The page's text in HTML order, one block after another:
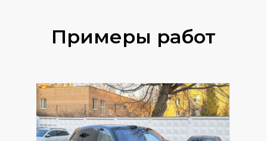
Примеры работ